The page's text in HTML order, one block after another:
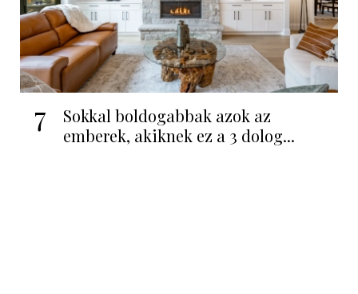
7
Sokkal boldogabbak azok az
emberek, akiknek ez a 3 dolog...